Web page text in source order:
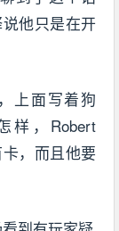
他只是在开
上面写着狗
样，Robert
，而且他要